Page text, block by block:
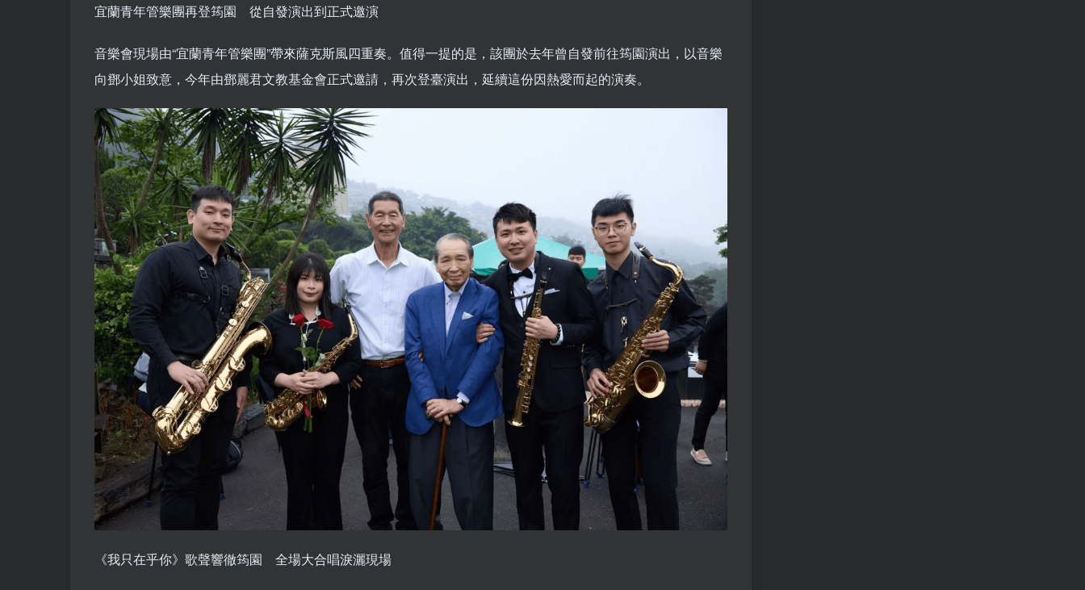
宜蘭青年管樂團再登筠園 從自發演出到正式邀演
音樂會現場由“宜蘭青年管樂團”帶來薩克斯風四重奏。值得一提的是，該團於去年曾自發前往筠園演出，以音樂
向鄧小姐致意，今年由鄧麗君文教基金會正式邀請，再次登臺演出，延續這份因熱愛而起的演奏。
《我只在乎你》歌聲響徹筠園 全場大合唱淚灑現場